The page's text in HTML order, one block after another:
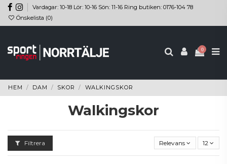
Vardagar: 10-18 Lör: 10-16 Sön: 11-16 Ring butiken: 0176-104 78
Önskelista (0)
0
HEM DAM SKOR WALKINGSKOR
Walkingskor
Filtrera Relevans 12